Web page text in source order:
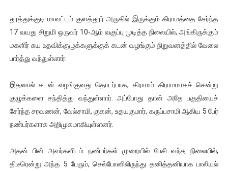
பிரபல நடிகை தூக்கிட்டு தற்கொலை!
வடிவேலுவுக்கு நீதிமன்றம் விதித்துள்ள அதிரடி உத்தரவு!
ஐ.நா முன்றலில் சீரற்ற காலநிலையிலும் தமிழின அழிப்பிற்கு
இளையராஜா – கமல் அவசர சந்திப்பு (படங்கள், விடியோ)
32 CM விநோத கன்றுக்குட்டி! (வீடியோ)
தூத்துக்குடி மாவட்டம் குளத்தூர் அருகில் இருக்கும் கிராமத்தை சேர்ந்த
17 வயது சிறுமி ஒருவர் 10-ஆம் வகுப்பு முடித்த நிலையில், அங்கிருக்கும்
மகளிர் சுய உதவிக்குழுக்களுக்குக் கடன் வழங்கும் நிறுவனத்தில் வேலை
பார்த்து வந்துள்ளார்.
இதனால் கடன் வழங்குவது தொடர்பாக, கிராமம் கிராமமாகச் சென்று
குழுக்களை சந்தித்து வந்துள்ளார். அப்போது தான் அதே பகுதியைச்
சேர்ந்த சரவணன், வேல்சாமி, குகன், உதயகுமார், கருப்பசாமி ஆகிய 5 பேர்
நண்பர்களாக அறிமுகமாகியுள்ளனர்.
அதன் பின் அவர்களிடம் நண்பர்கள் முறையில் பேசி வந்த நிலையில்,
திடீரென்று அந்த 5 பேரும், செல்போனிலிருந்து தனித்தனியாக பாலியல்